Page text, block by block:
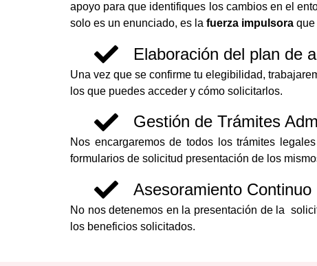
apoyo para que identifiques los cambios en el
solo es un enunciado, es la fuerza impulsora que
Elaboración del plan de
Una vez que se confirme tu elegibilidad,
los que puedes acceder y cómo solicitarlos.
Gestión de Trámites
Nos encargaremos de todos los trámites
formularios de solicitud presentación de los
Asesoramiento Continuo
No nos detenemos en la presentación de la
los beneficios solicitados.